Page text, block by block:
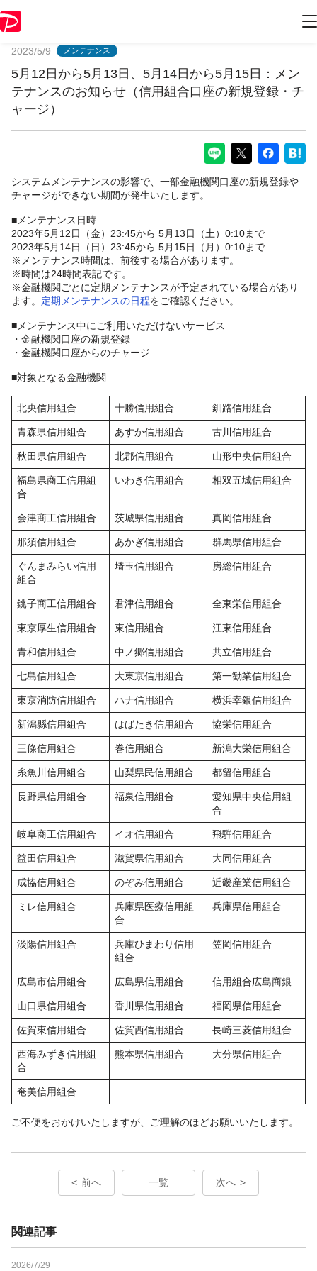
2023/5/9 メンテナンス
5月12日から5月13日、5月14日から5月15日：メン
テナンスのお知らせ（信用組合口座の新規登録・チ
ャージ）
システムメンテナンスの影響で、一部金融機関口座の新規登録や
チャージができない期間が発生いたします。
■メンテナンス日時
2023年5月12日（金）23:45から 5月13日（土）0:10まで
2023年5月14日（日）23:45から 5月15日（月）0:10まで
※メンテナンス時間は、前後する場合があります。
※時間は24時間表記です。
※金融機関ごとに定期メンテナンスが予定されている場合があり
ます。 定期メンテナンスの日程をご確認ください。
■メンテナンス中にご利用いただけないサービス
・金融機関口座の新規登録
・金融機関口座からのチャージ
■対象となる金融機関
北央信用組合 十勝信用組合 釧路信用組合
青森県信用組合 あすか信用組合 古川信用組合
秋田県信用組合 北郡信用組合 山形中央信用組合
福島県商工信用組
合
いわき信用組合 相双五城信用組合
会津商工信用組合 茨城県信用組合 真岡信用組合
那須信用組合 あかぎ信用組合 群馬県信用組合
ぐんまみらい信用
組合
埼玉信用組合 房総信用組合
銚子商工信用組合 君津信用組合 全東栄信用組合
東京厚生信用組合 東信用組合 江東信用組合
青和信用組合 中ノ郷信用組合 共立信用組合
七島信用組合 大東京信用組合 第一勧業信用組合
東京消防信用組合 ハナ信用組合 横浜幸銀信用組合
新潟縣信用組合 はばたき信用組合 協栄信用組合
三條信用組合 巻信用組合 新潟大栄信用組合
糸魚川信用組合 山梨県民信用組合 都留信用組合
長野県信用組合 福泉信用組合
愛知県中央信用組
合
岐阜商工信用組合 イオ信用組合 飛騨信用組合
益田信用組合 滋賀県信用組合 大同信用組合
成協信用組合 のぞみ信用組合 近畿産業信用組合
ミレ信用組合
兵庫県医療信用組
合
兵庫県信用組合
淡陽信用組合
兵庫ひまわり信用
組合
笠岡信用組合
広島市信用組合 広島県信用組合 信用組合広島商銀
山口県信用組合 香川県信用組合 福岡県信用組合
佐賀東信用組合 佐賀西信用組合 長崎三菱信用組合
西海みずき信用組
合
熊本県信用組合 大分県信用組合
奄美信用組合
ご不便をおかけいたしますが、ご理解のほどお願いいたします。
前へ 一覧 次へ
関連記事
2026/7/29